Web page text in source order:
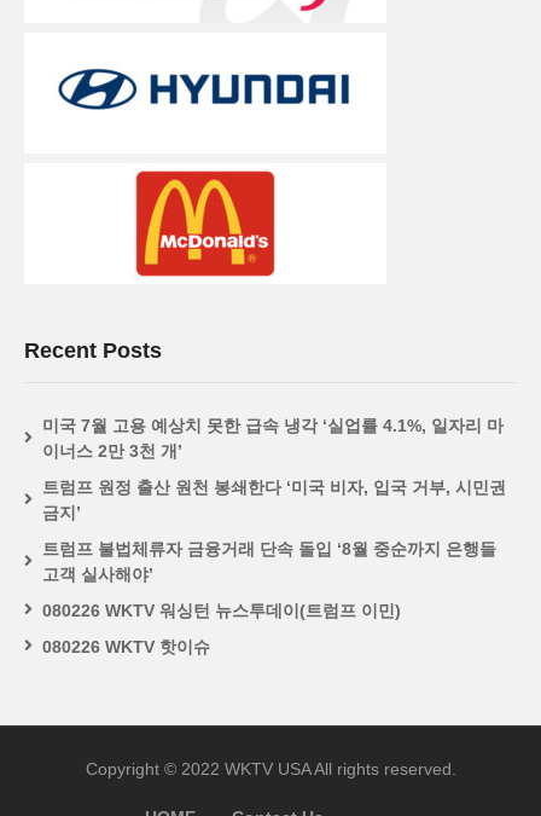
Recent Posts
미국 7월 고용 예상치 못한 급속 냉각 ‘실업률 4.1%, 일자리 마
이너스 2만 3천 개’
트럼프 원정 출산 원천 봉쇄한다 ‘미국 비자, 입국 거부, 시민권
금지’
트럼프 불법체류자 금융거래 단속 돌입 ‘8월 중순까지 은행들
고객 실사해야’
080226 WKTV 워싱턴 뉴스투데이(트럼프 이민)
080226 WKTV 핫이슈
Copyright © 2022 WKTV USA All rights reserved.